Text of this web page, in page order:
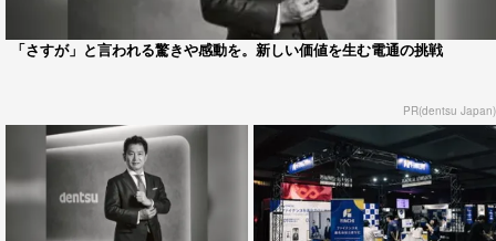
「さすが」と言われる驚きや感動を。新しい価値を生む電通の挑戦
PR(dentsu Japan)